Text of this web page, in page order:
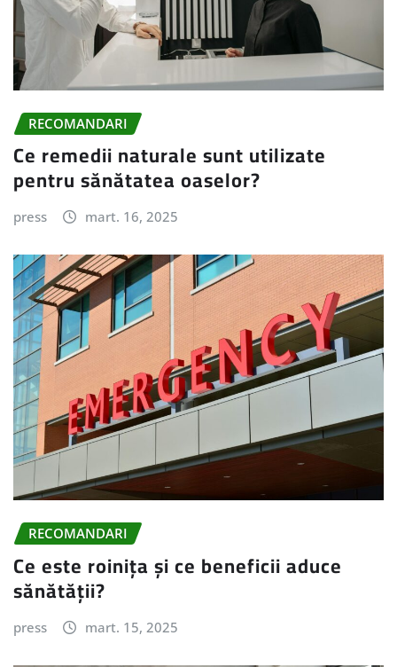
RECOMANDARI
Ce remedii naturale sunt utilizate
pentru sănătatea oaselor?
press mart. 16, 2025
RECOMANDARI
Ce este roinița și ce beneficii aduce
sănătății?
press mart. 15, 2025